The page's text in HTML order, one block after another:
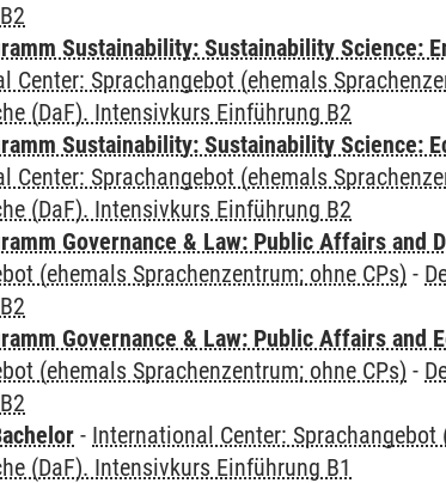
Sustainability: Sustainability Science:
Center: Sprachangebot (ehemals
(DaF). Intensivkurs Einführung B2
Sustainability: Sustainability Science:
Center: Sprachangebot (ehemals
(DaF). Intensivkurs Einführung B2
Governance & Law: Public Affairs and
(ehemals Sprachenzentrum; ohne CPs) -
Governance & Law: Public Affairs and
(ehemals Sprachenzentrum; ohne CPs) -
- International Center:
(DaF). Intensivkurs Einführung B1